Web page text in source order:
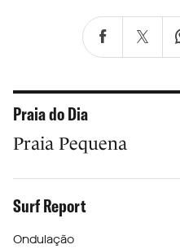
Praia do Dia
Praia Pequena
Surf Report
Ondulação